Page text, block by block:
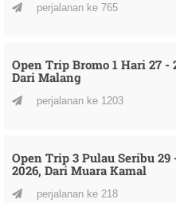
perjalanan ke 765
Open Trip Bromo 1 Hari 27 -
Dari Malang
perjalanan ke 1203
Open Trip 3 Pulau Seribu 29
2026, Dari Muara Kamal
perjalanan ke 218